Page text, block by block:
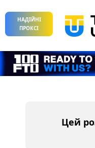
НАДІЙНІ
ПРОКСІ
Цей